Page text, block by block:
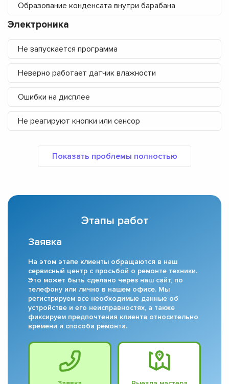
Образование конденсата внутри барабана
Электроника
Не запускается программа
Неверно работает датчик влажности
Ошибки на дисплее
Не реагируют кнопки или сенсор
Этапы работ
Заявка
На этом этапе клиенты обращаются в наш
сервисный центр с просьбой о ремонте техники.
Это может быть сделано через наш сайт, по
телефону или лично в нашем офисе. Мы
регистрируем все необходимые данные об
устройстве и его неисправностях, а также
фиксируем предпочтения клиента относительно
времени и способа ремонта.